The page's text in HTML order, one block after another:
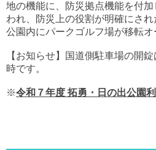
地の機能に、防災拠点機能を付
われ、防災上の役割が明確にさ
公園内にパークゴルフ場が移転オ
【お知らせ】国道側駐車場の開
時です。
※令和７年度 拓勇・日の出公園